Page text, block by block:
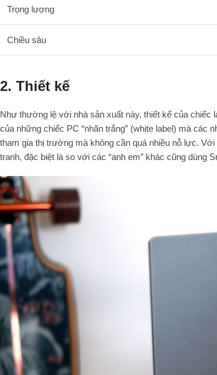
Trọng lượng
Chiều sâu
2. Thiết kế
Như thường lệ với nhà sản xuất này, thiết kế của chiếc
của những chiếc PC “nhãn trắng” (white label) mà các
tham gia thị trường mà không cần quá nhiều nỗ lực.
tranh, đặc biệt là so với các “anh em” khác cũng dùng